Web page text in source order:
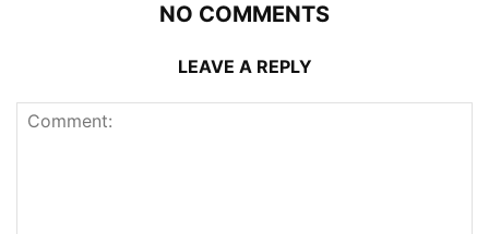
NO COMMENTS
LEAVE A REPLY